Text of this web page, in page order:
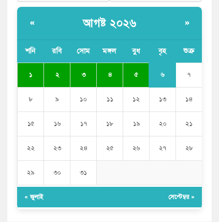
« আগষ্ট ২০২৬ »
শনি রবি সোম মঙ্গল বুধ বৃহ শুক্র
১ ২ ৩ ৪ ৫ ৬ ৭
৮ ৯ ১০ ১১ ১২ ১৩ ১৪
১৫ ১৬ ১৭ ১৮ ১৯ ২০ ২১
২২ ২৩ ২৪ ২৫ ২৬ ২৭ ২৮
২৯ ৩০ ৩১
« জুলাই সেপ্টেম্বর »